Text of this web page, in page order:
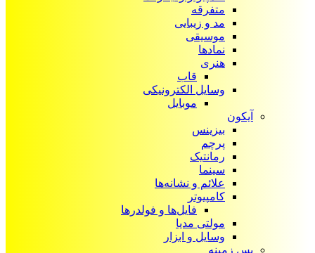
متفرقه
مد و زیبایی
موسیقی
نمادها
هنری
قاب
وسایل الکترونیکی
موبایل
آیکون‌
بیزینس
پرچم
رمانتیک
سینما
علائم و نشانه‌ها
کامپیوتر
فایل‌ها و فولدرها
مولتی مدیا
وسایل و ابزار
پس زمینه